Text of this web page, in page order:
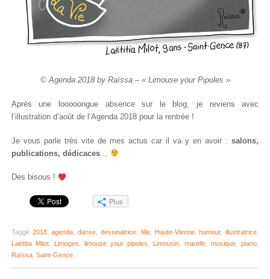
© Agenda 2018 by Raïssa – « Limouse your Pipoles »
Après une looooongue absence sur le blog, je reviens avec
l’illustration d’août de l’Agenda 2018 pour la rentrée !
Je vous parle très vite de mes actus car il va y en avoir :salons,
publications, dédicaces…
Des bisous !
Plus
Taggé 2018,agenda ,danse ,dessinatrice fille, Haute-Vienne,humour,illustratrice
Laëtitia Milot, Limoges limouse your pipoles Limousin ,marelle ,musique ,piano
Raïssa, Saint-Gence